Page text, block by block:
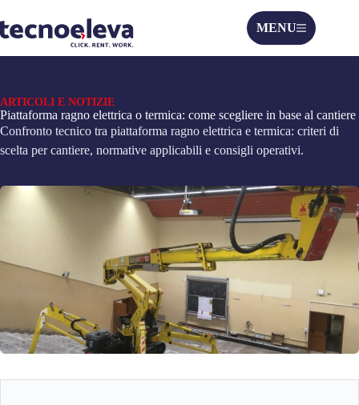
MENU
ARTICOLI E NOTIZIE
Piattaforma ragno elettrica o termica: come scegliere in base al cantiere
Confronto tecnico tra piattaforma ragno elettrica e termica: criteri di
scelta per cantiere, normative applicabili e consigli operativi.